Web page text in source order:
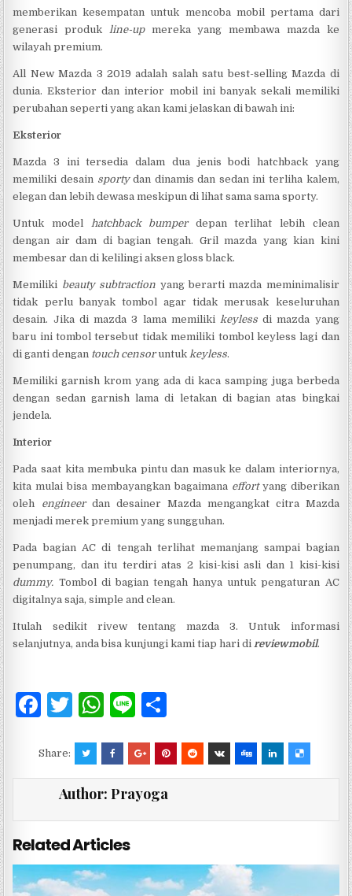
memberikan kesempatan untuk mencoba mobil pertama dari
generasi produk line-upmereka yang membawa mazda ke
wilayah premium.
All New Mazda 3 2019 adalah salah satu best-selling Mazda di
dunia. Eksterior dan interior mobil ini banyak sekali memiliki
perubahan seperti yang akan kami jelaskan di bawah ini:
Eksterior
Mazda 3 ini tersedia dalam dua jenis bodi hatchback yang
memiliki desain sportydan dinamis dan sedan ini terliha kalem,
elegan dan lebih dewasa meskipun di lihat sama sama sporty.
Untuk model hatchback bumperdepan terlihat lebih clean
dengan air dam di bagian tengah. Gril mazda yang kian kini
membesar dan di kelilingi aksen gloss black.
Memiliki beauty subtraction yang berarti mazda meminimalisir
tidak perlu banyak tombol agar tidak merusak keseluruhan
desain. Jika di mazda 3 lama memiliki keylessdi mazda yang
baru ini tombol tersebut tidak memiliki tombol keyless lagi dan
di ganti dengan touch censoruntuk keyless.
Memiliki garnish krom yang ada di kaca samping juga berbeda
dengan sedan garnish lama di letakan di bagian atas bingkai
jendela.
Interior
Pada saat kita membuka pintu dan masuk ke dalam interiornya,
kita mulai bisa membayangkan bagaimana effortyang diberikan
oleh engineerdan desainer Mazda mengangkat citra Mazda
menjadi merek premium yang sungguhan.
Pada bagian AC di tengah terlihat memanjang sampai bagian
penumpang, dan itu terdiri atas 2 kisi-kisi asli dan 1 kisi-kisi
dummy. Tombol di bagian tengah hanya untuk pengaturan AC
digitalnya saja, simple and clean.
Itulah sedikit rivew tentang mazda 3. Untuk informasi
selanjutnya, anda bisa kunjungi kami tiap hari di reviewmobil.
F
c
e
o
o
k
T
it
te
r
W
at
s
A
p
p
Li
e
ar
e
Share:
Author: Prayoga
Related Articles